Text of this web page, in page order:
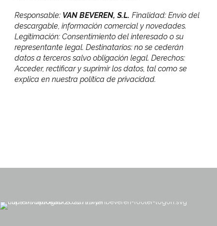
Responsable: VAN BEVEREN, S.L. Finalidad: Envío del
descargable, información comercial y novedades.
Legitimación: Consentimiento del interesado o su
representante legal. Destinatarios: no se cederán
datos a terceros salvo obligación legal. Derechos:
Acceder, rectificar y suprimir los datos, tal como se
explica en nuestra política de privacidad.